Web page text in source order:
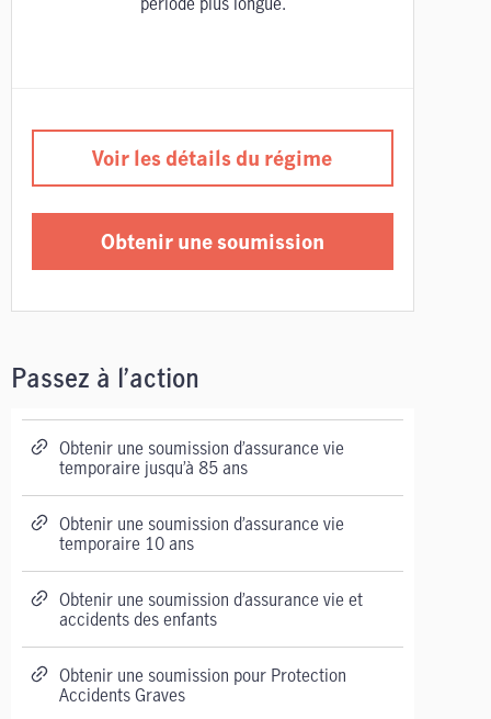
Voir les détails du régime
Obtenir une soumission
Passez à l’action
Obtenir une soumission d’assurance vie
temporaire jusqu’à 85 ans
Obtenir une soumission d’assurance vie
temporaire 10 ans
Obtenir une soumission d’assurance vie et
accidents des enfants
Obtenir une soumission pour Protection
Accidents Graves